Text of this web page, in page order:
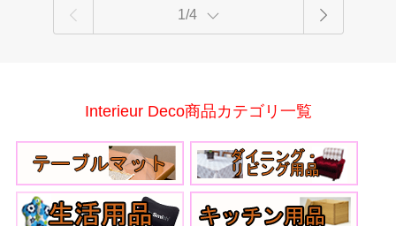
1/4
Interieur Deco商品カテゴリ一覧